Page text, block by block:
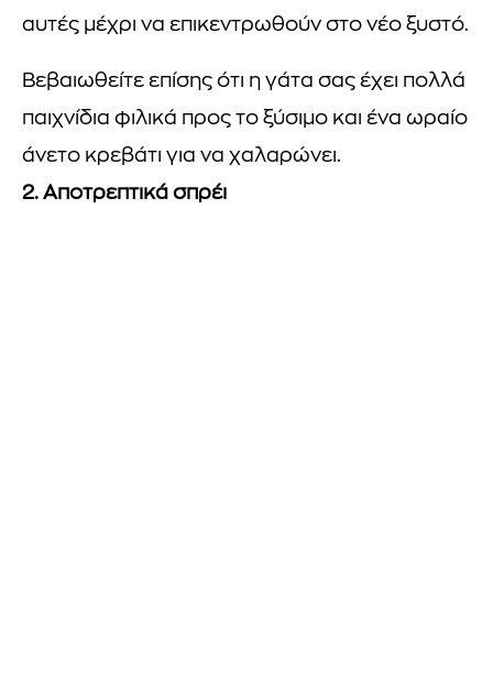
αυτές μέχρι να επικεντρωθούν στο νέο ξυστό.
Βεβαιωθείτε επίσης ότι η γάτα σας έχει πολλά
παιχνίδια φιλικά προς το ξύσιμο και ένα ωραίο
άνετο κρεβάτι για να χαλαρώνει.
2. Αποτρεπτικά σπρέι